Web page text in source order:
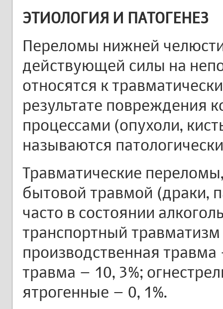
ЭТИОЛОГИЯ И ПАТОГЕНЕЗ
Переломы нижней
действующей силы на
относятся к
результате повреждения
процессами (опухоли,
называются
Травматические
бытовой травмой (драки,
часто в состоянии
транспортный травматизм
производственная травма
травма – 10, 3%;
ятрогенные – 0, 1%.